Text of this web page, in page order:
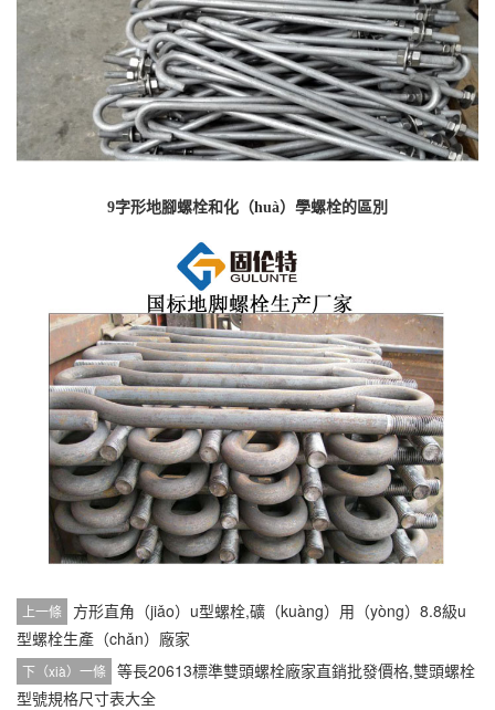
9字形地腳螺栓和化（huà）學螺栓的區別
上一條
方形直角（jiǎo）u型螺栓,礦（kuàng）用（yòng）8.8級u
型螺栓生產（chǎn）廠家
下（xià）一條
等長20613標準雙頭螺栓廠家直銷批發價格,雙頭螺栓
型號規格尺寸表大全